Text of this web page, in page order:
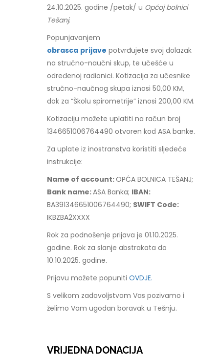
24.10.2025. godine /petak/ u Općoj bolnici
Tešanj.
Popunjavanjem
obrasca prijave potvrđujete svoj dolazak
na stručno-naučni skup, te učešće u
određenoj radionici. Kotizacija za učesnike
stručno-naučnog skupa iznosi 50,00 KM,
dok za “Školu spirometrije” iznosi 200,00 KM.
Kotizaciju možete uplatiti na račun broj
1346651006764490 otvoren kod ASA banke.
Za uplate iz inostranstva koristiti sljedeće
instrukcije:
Name of account:OPĆA BOLNICA TEŠANJ;
Bank name:ASA Banka; IBAN:
BA391346651006764490; SWIFT Code:
IKBZBA2XXXX
Rok za podnošenje prijava je 01.10.2025.
godine. Rok za slanje abstrakata do
10.10.2025. godine.
Prijavu možete popunitiOVDJE.
S velikom zadovoljstvom Vas pozivamo i
želimo Vam ugodan boravak u Tešnju.
VRIJEDNA DONACIJA